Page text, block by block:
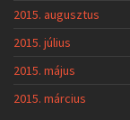
2015. augusztus
2015. július
2015. május
2015. március